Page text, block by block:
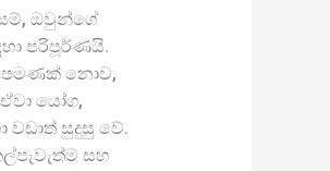
ඔවුන්ගේ
පරිපූර්ණයි.
පමණක් නොව,
යෝග,
වඩාත් සුදුසු වේ.
සහ